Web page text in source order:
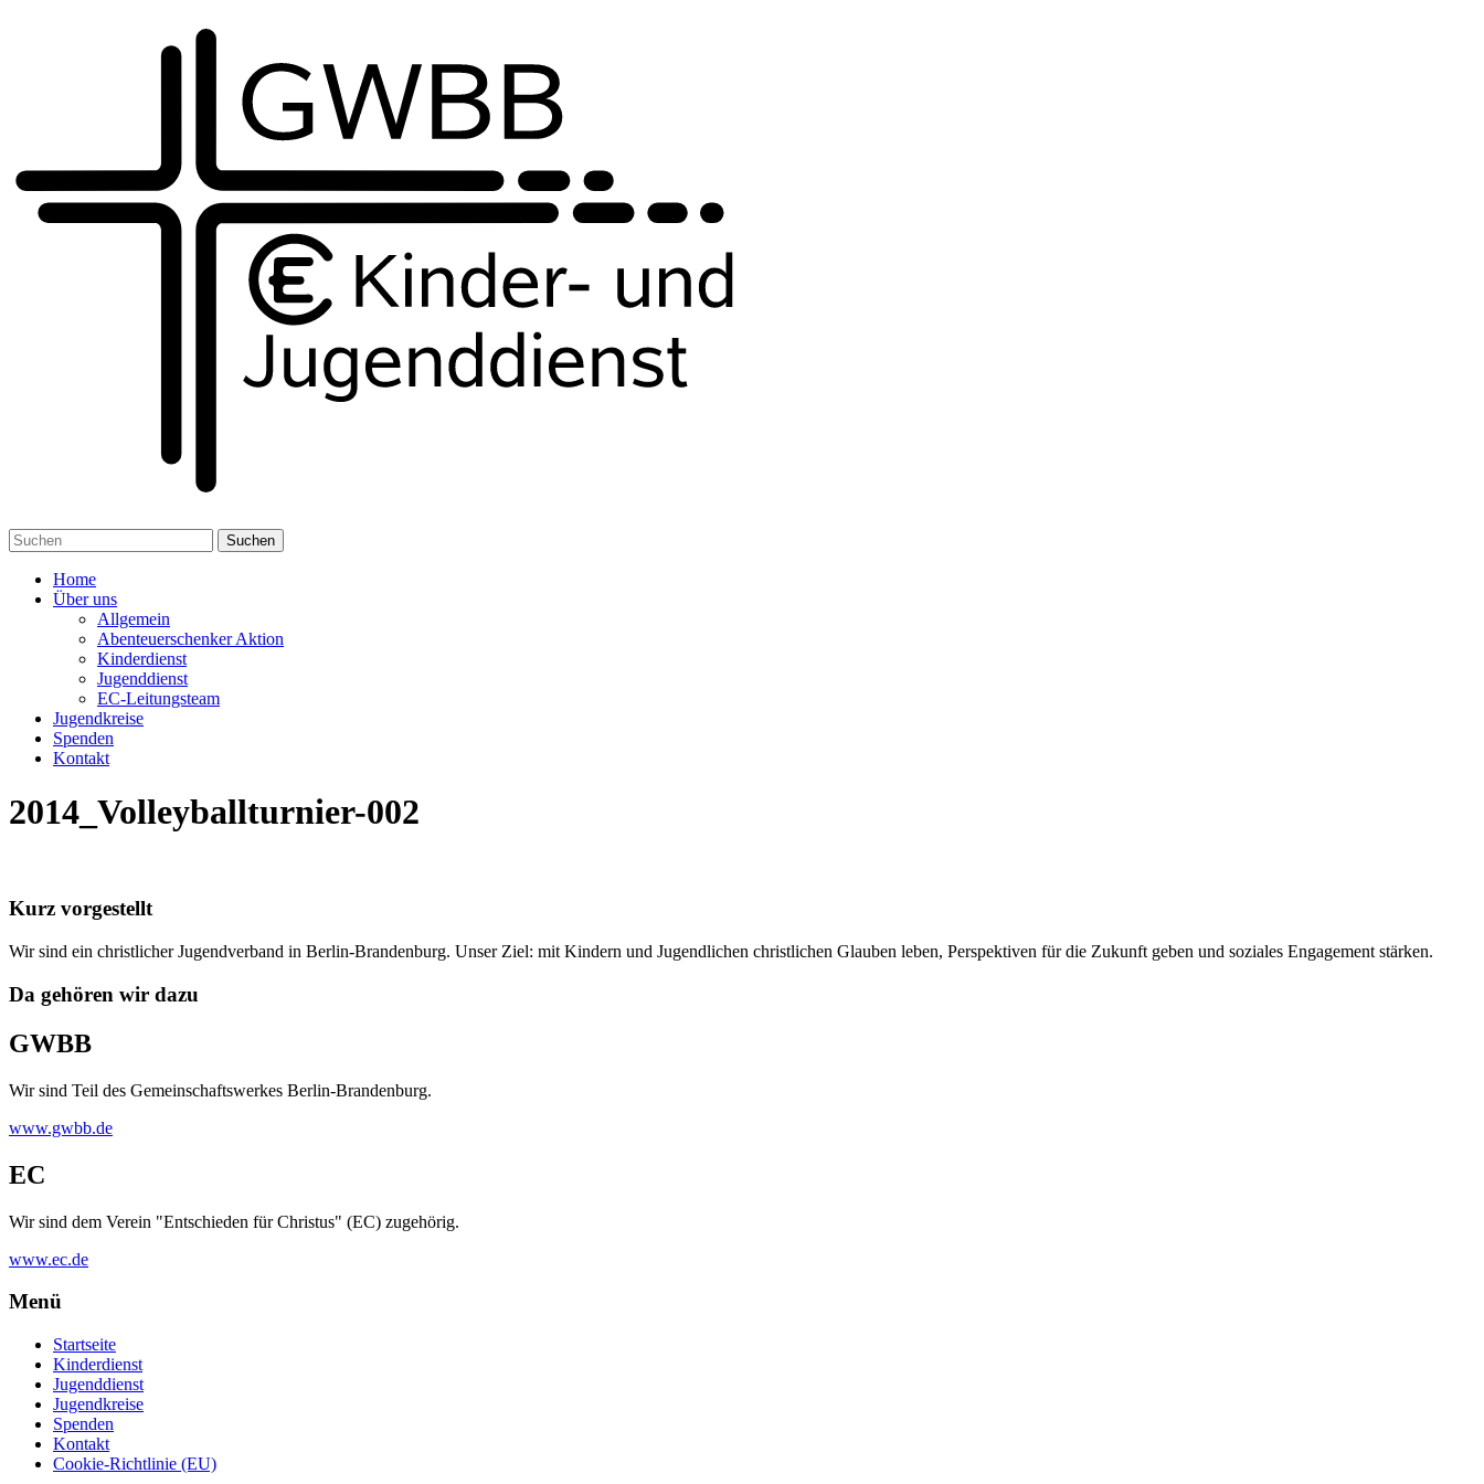
Home
Über uns
Allgemein
Abenteuerschenker Aktion
Kinderdienst
Jugenddienst
EC-Leitungsteam
Jugendkreise
Spenden
Kontakt
2014_Volleyballturnier-002
Kurz vorgestellt
Wir sind ein christlicher Jugendverband in Berlin-Brandenburg. Unser Ziel: mit Kindern und Jugendlichen christlichen Glauben leben, Perspektiven für die Zukunft geben und soziales Engagement stärken.
Da gehören wir dazu
GWBB
Wir sind Teil des Gemeinschaftswerkes Berlin-Brandenburg.
www.gwbb.de
EC
Wir sind dem Verein "Entschieden für Christus" (EC) zugehörig.
www.ec.de
Menü
Startseite
Kinderdienst
Jugenddienst
Jugendkreise
Spenden
Kontakt
Cookie-Richtlinie (EU)